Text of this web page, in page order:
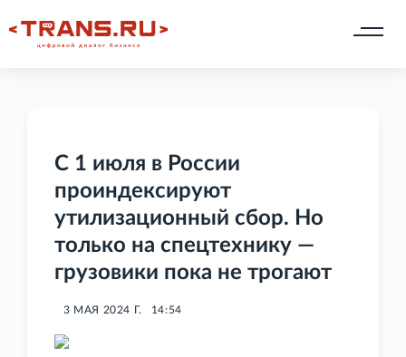
С 1 июля в России
проиндексируют
утилизационный сбор. Но
только на спецтехнику —
грузовики пока не трогают
3 МАЯ 2024 Г. 14:54